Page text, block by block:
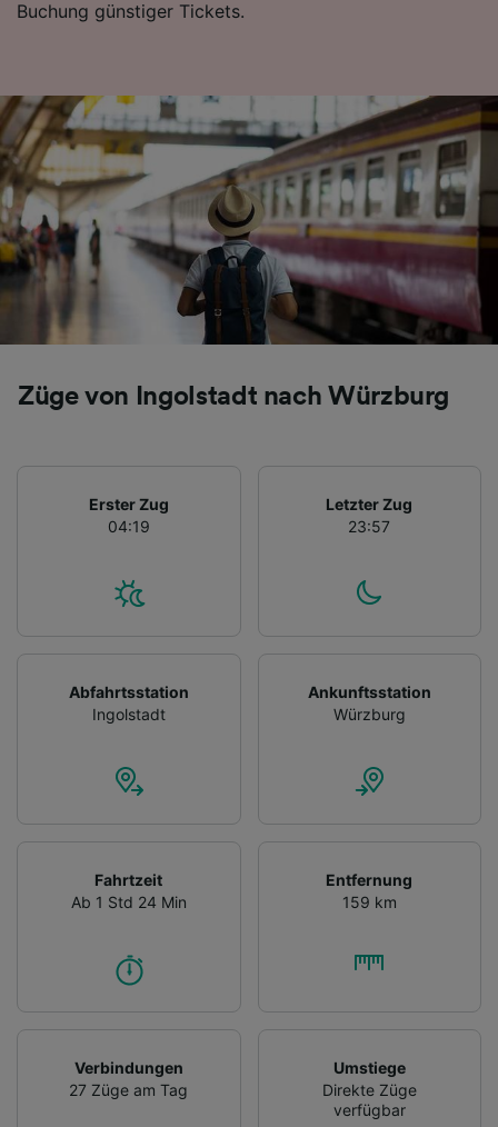
Buchung günstiger Tickets.
Züge von Ingolstadt nach Würzburg
Erster Zug
04:19
Letzter Zug
23:57
Abfahrtsstation
Ingolstadt
Ankunftsstation
Würzburg
Fahrtzeit
Ab 1 Std 24 Min
Entfernung
159 km
Verbindungen
27 Züge am Tag
Umstiege
Direkte Züge
verfügbar
Folgendes bereitzustellen:
Informationen auf einem Endgerät.
Personalisierte Werbung und Inhalte, Messung
von Werbeleistung und der Performance von
Inhalten, Zielgruppenforschung sowie
Entwicklung und Verbesserung von
Angeboten.
Liste der Partner (Lieferanten)